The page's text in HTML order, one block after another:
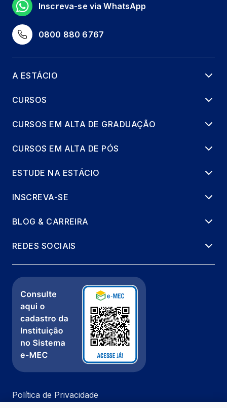
0800 880 6767
Inscreva-se via WhatsApp
A ESTÁCIO
CURSOS
CURSOS EM ALTA DE GRADUAÇÃO
CURSOS EM ALTA DE PÓS
ESTUDE NA ESTÁCIO
INSCREVA-SE
BLOG & CARREIRA
REDES SOCIAIS
Política de Privacidade